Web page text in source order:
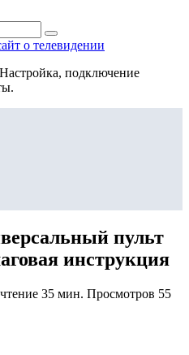
о телевидении
подключение
пульт
инструкция
35 мин. Просмотров 55